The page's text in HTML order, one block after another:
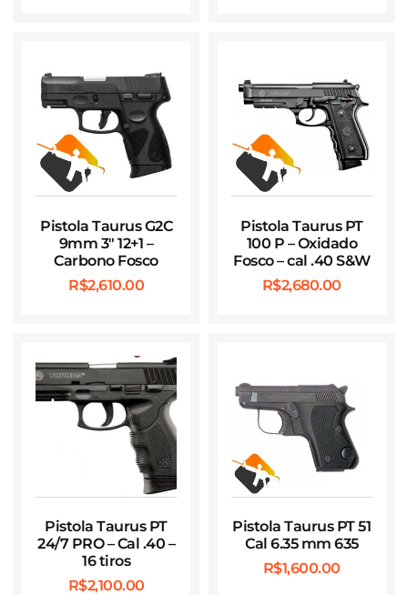
Pistola Taurus G2C
9mm 3″ 12+1 –
Carbono Fosco
R$2,610.00
Pistola Taurus PT
100 P – Oxidado
Fosco – cal .40 S&W
R$2,680.00
Pistola Taurus PT
24/7 PRO – Cal .40 –
16 tiros
R$2,100.00
Pistola Taurus PT 51
Cal 6.35 mm 635
R$1,600.00